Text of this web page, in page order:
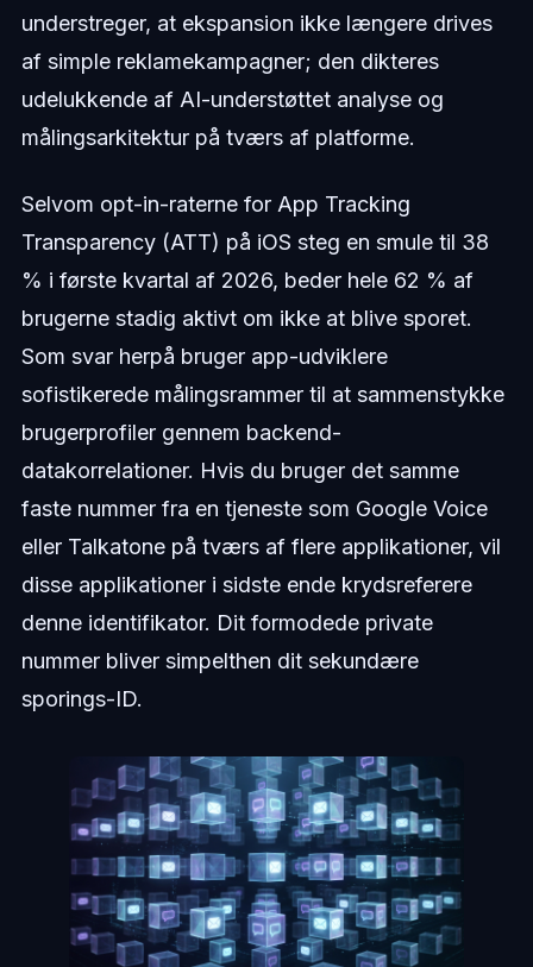
understreger, at ekspansion ikke længere drives
af simple reklamekampagner; den dikteres
udelukkende af AI-understøttet analyse og
målingsarkitektur på tværs af platforme.
Selvom opt-in-raterne for App Tracking
Transparency (ATT) på iOS steg en smule til 38
% i første kvartal af 2026, beder hele 62 % af
brugerne stadig aktivt om ikke at blive sporet.
Som svar herpå bruger app-udviklere
sofistikerede målingsrammer til at sammenstykke
brugerprofiler gennem backend-
datakorrelationer. Hvis du bruger det samme
faste nummer fra en tjeneste som Google Voice
eller Talkatone på tværs af flere applikationer, vil
disse applikationer i sidste ende krydsreferere
denne identifikator. Dit formodede private
nummer bliver simpelthen dit sekundære
sporings-ID.